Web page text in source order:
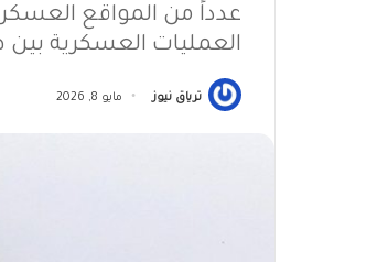
عدداً من المواقع
العمليات العسكرية
ترياق نيوز مايو 8, 2026